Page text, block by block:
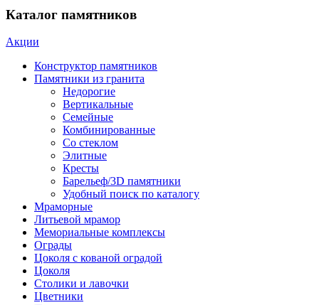
Каталог памятников
Акции
Конструктор памятников
Памятники из гранита
Недорогие
Вертикальные
Семейные
Комбинированные
Со стеклом
Элитные
Кресты
Барельеф/3D памятники
Удобный поиск по каталогу
Мраморные
Литьевой мрамор
Мемориальные комплексы
Ограды
Цоколя с кованой оградой
Цоколя
Столики и лавочки
Цветники